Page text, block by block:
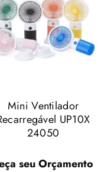
Mini Ventilador
UP10X
24050
seu Orçamento